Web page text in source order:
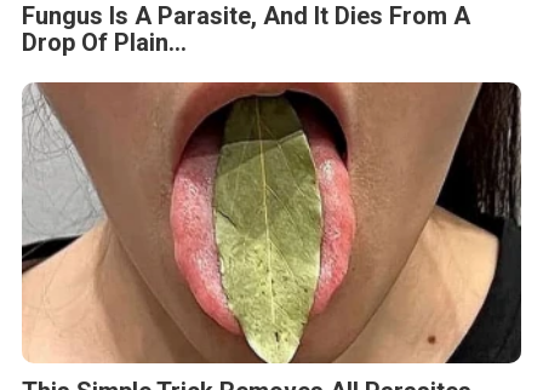
Fungus Is A Parasite, And It Dies From A
Drop Of Plain...